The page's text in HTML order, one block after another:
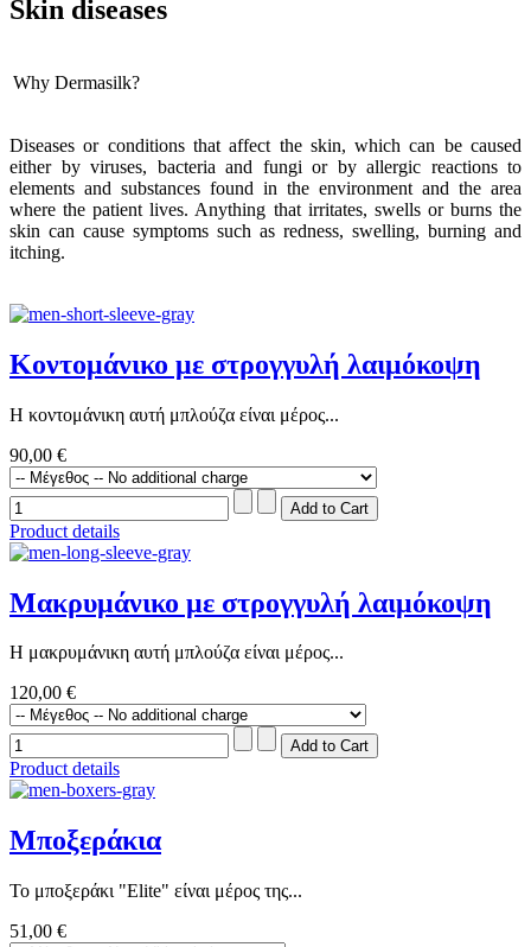
Skin diseases
Why Dermasilk?
Diseases or conditions that affect the skin, which can be caused
either by viruses, bacteria and fungi or by allergic reactions to
elements and substances found in the environment and the area
where the patient lives. Anything that irritates, swells or burns the
skin can cause symptoms such as redness, swelling, burning and
itching.
Κοντομάνικο με στρογγυλή λαιμόκοψη
Η κοντομάνικη αυτή μπλούζα είναι μέρος...
90,00 €
Product details
Μακρυμάνικο με στρογγυλή λαιμόκοψη
Η μακρυμάνικη αυτή μπλούζα είναι μέρος...
120,00 €
Product details
Μποξεράκια
Το μποξεράκι "Elite" είναι μέρος της...
51,00 €